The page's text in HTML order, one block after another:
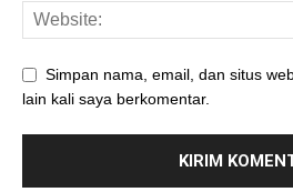
Simpan nama, email, dan situs
lain kali saya berkomentar.